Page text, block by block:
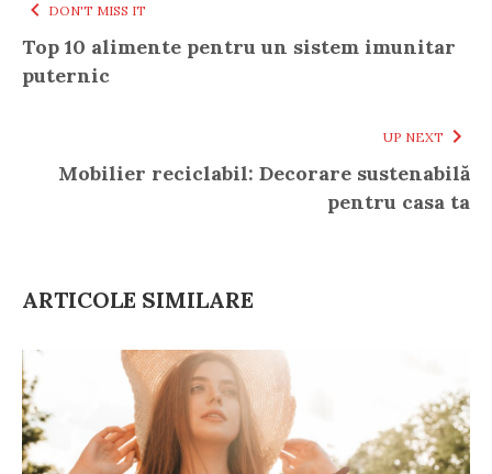
DON'T MISS IT
Top 10 alimente pentru un sistem imunitar
puternic
UP NEXT
Mobilier reciclabil: Decorare sustenabilă
pentru casa ta
ARTICOLE SIMILARE